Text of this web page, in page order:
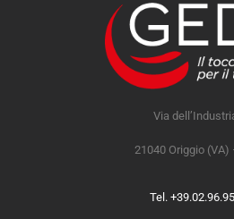
Via
21040 Origgio (VA)
Tel.